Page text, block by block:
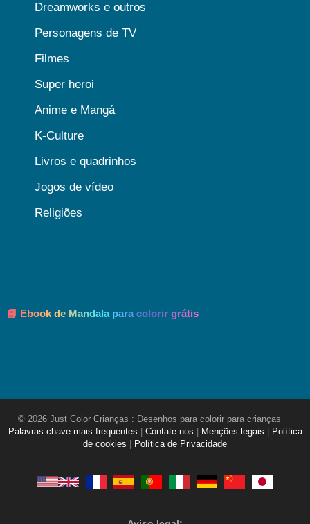
Dreamworks e outros
Personagens de TV
Filmes
Super heroi
Anime e Mangá
K-Culture
Livros e quadrinhos
Jogos de vídeo
Religiões
📘 Ebook de Mandala para colorir grátis
© 2026 Just Color Crianças : Desenhos para colorir para crianças
Palavras-chave mais frequentes
Contate-nos Menções legais
Política
de cookies
Política de Privacidade